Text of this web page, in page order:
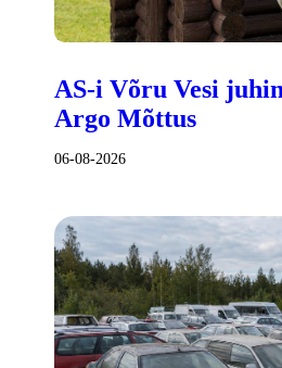
AS-i Võru Vesi
Argo Mõttus
06-08-2026